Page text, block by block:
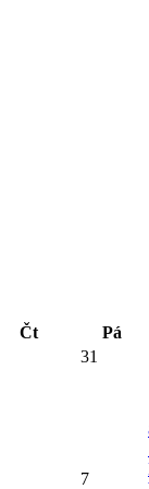
Čt
Pá
31
7